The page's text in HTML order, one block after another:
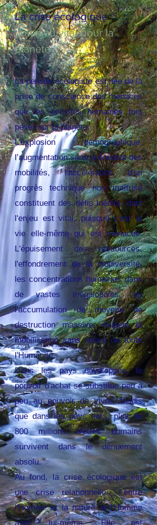
La crise écologique
un enjeu vital pour la
planète
La pensée écologiste est née de la
prise de conscience des menaces
que les activités humaines font
peser sur la planète.
L'explosion démographique,
l’augmentation sans précédent des
mobilités, l'accélération d'un
progrès technique non maîtrisé
constituent des défis inédits, dont
l'enjeu est vital, puisque c'est la
vie elle-même qui est menacée.
L'épuisement des ressources,
l'effondrement de la biodiversité,
les concentrations humaines dans
de vastes mégalopoles, ou
l'accumulation de moyens de
destruction massive, exigent la
mobilisation sans retard de toute
l'Humanité.
Dans les pays développés, le
pouvoir d'achat se substitue peu à
peu au pouvoir de vivre, tandis
que dans les pays tiers, plus de
800 millions d'êtres humains
survivent dans le dénuement
absolu.
Au fond, la crise écologique est
une crise relationnelle : entre
l'Homme et la nature et l'Homme
avec lui-même. Elle est